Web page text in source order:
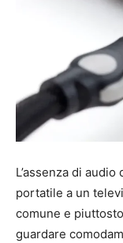
L’assenza di
portatile a un
comune e
guardare